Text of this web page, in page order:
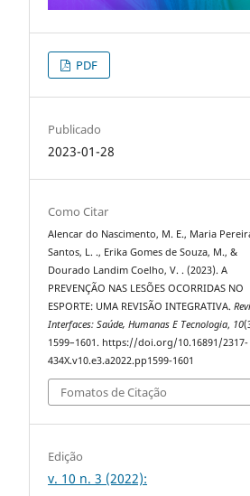
PDF
Publicado
2023-01-28
Como Citar
Alencar do Nascimento, M. E., Maria
Santos, L. ., Erika Gomes de Souza, M., &
Dourado Landim Coelho, V. . (2023). A
PREVENÇÃO NAS LESÕES OCORRIDAS NO
ESPORTE: UMA REVISÃO INTEGRATIVA.
Interfaces: Saúde, Humanas E Tecnologia, 10
1599–1601. https://doi.org/10.16891/2317-
434X.v10.e3.a2022.pp1599-1601
Fomatos de Citação
Edição
v. 10 n. 3 (2022):